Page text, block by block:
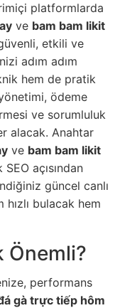
platformlarda
ve bam bam likit
etkili ve
adım adım
hem de pratik
ödeme
ve sorumluluk
alacak. Anahtar
ve bam bam likit
açısından
güncel canlı
hızlı bulacak hem
Önemli?
performans
gà trực tiếp hôm